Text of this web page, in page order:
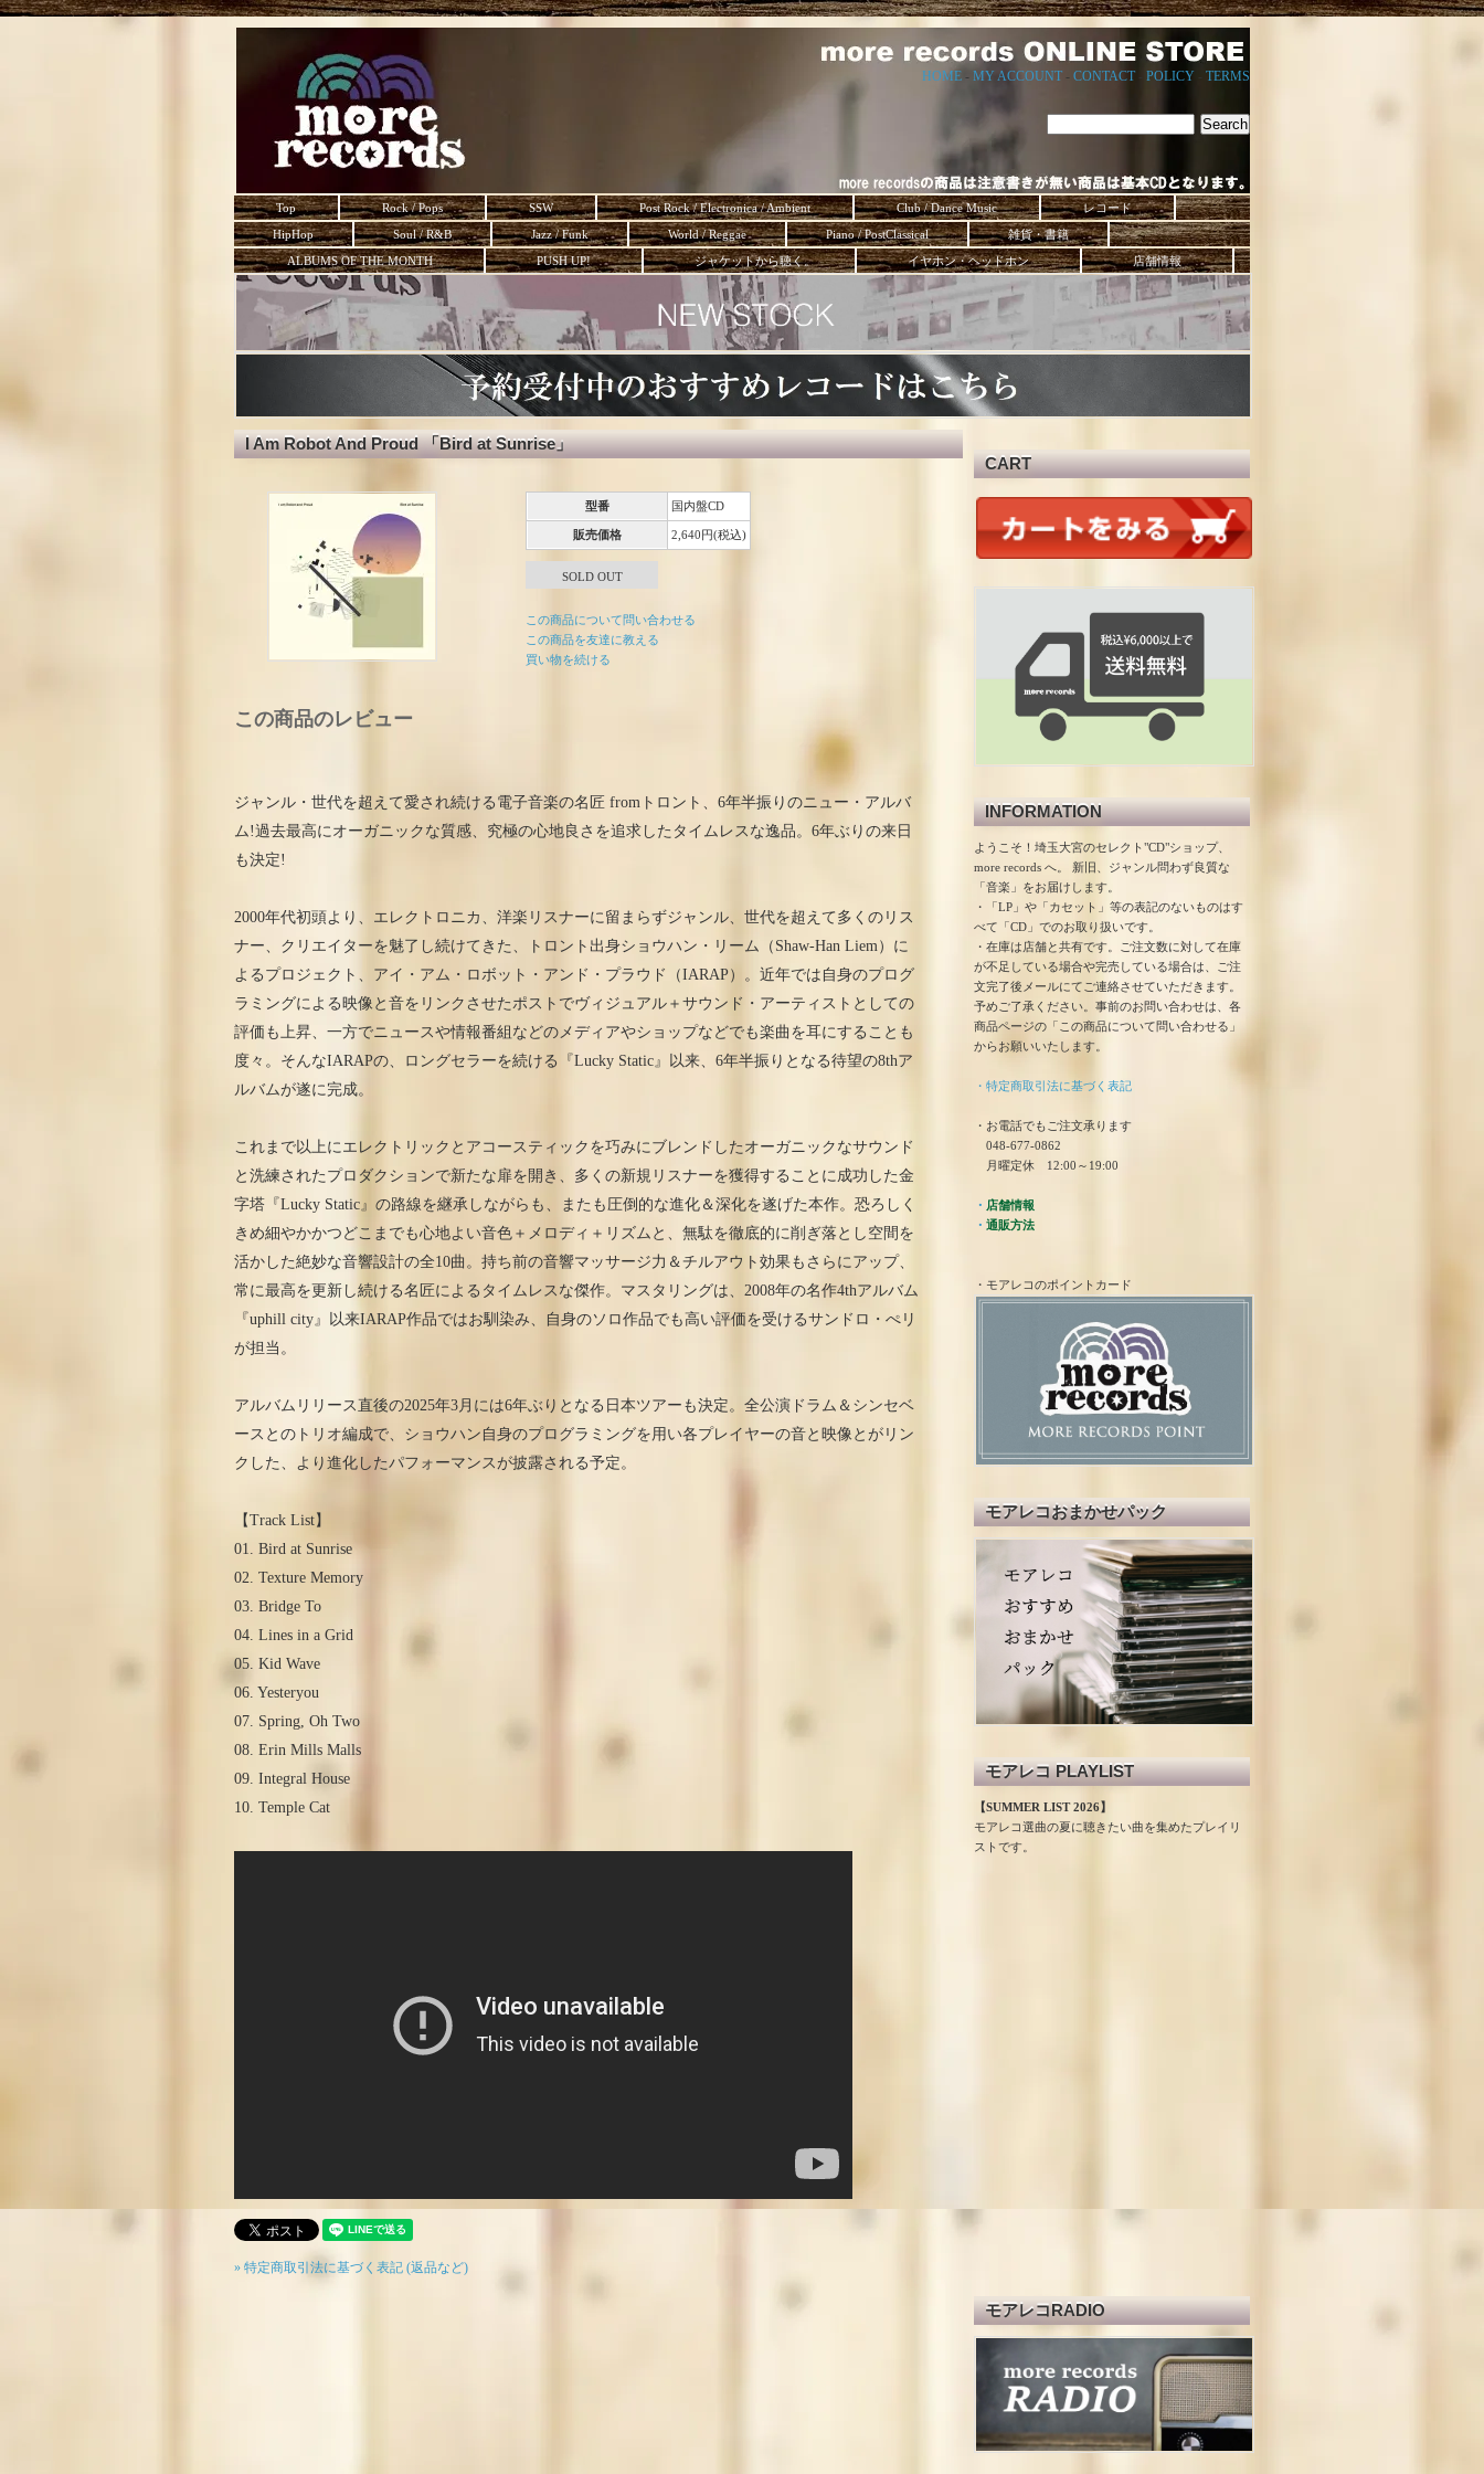
HOME - MY ACCOUNT - CONTACT- POLICY TERMS
Top Rock / Pops SSW Post Rock / Electronica / Ambient Club / Dance Music
レコード
HipHop
Soul / R&B Jazz / Funk World / Reggae Piano / PostClassical
雑貨・書籍
ALBUMS OF THE MONTH
PUSH UP! ジャケットから聴く。 イヤホン・ヘッドホン 店舗情報
I Am Robot And Proud 「Bird at Sunrise」
型番 国内盤CD
販売価格 2,640円(税込)
SOLD OUT
この商品について問い合わせる
この商品を友達に教える
買い物を続ける
この商品のレビュー
ジャンル・世代を超えて愛され続ける電子音楽の名匠 fromトロント、6年半振りのニュー・アルバ
ム!過去最高にオーガニックな質感、究極の心地良さを追求したタイムレスな逸品。6年ぶりの来日
も決定!
2000年代初頭より、エレクトロニカ、洋楽リスナーに留まらずジャンル、世代を超えて多くのリス
ナー、クリエイターを魅了し続けてきた、トロント出身ショウハン・リーム（Shaw-Han Liem）に
よるプロジェクト、アイ・アム・ロボット・アンド・プラウド（IARAP）。近年では自身のプログ
ラミングによる映像と音をリンクさせたポストでヴィジュアル＋サウンド・アーティストとしての
評価も上昇、一方でニュースや情報番組などのメディアやショップなどでも楽曲を耳にすることも
度々。そんなIARAPの、ロングセラーを続ける『Lucky Static』以来、6年半振りとなる待望の8thア
ルバムが遂に完成。
これまで以上にエレクトリックとアコースティックを巧みにブレンドしたオーガニックなサウンド
と洗練されたプロダクションで新たな扉を開き、多くの新規リスナーを獲得することに成功した金
字塔『Lucky Static』の路線を継承しながらも、またも圧倒的な進化＆深化を遂げた本作。恐ろしく
きめ細やかかつどこまでも心地よい音色＋メロディ＋リズムと、無駄を徹底的に削ぎ落とし空間を
活かした絶妙な音響設計の全10曲。持ち前の音響マッサージ力＆チルアウト効果もさらにアップ、
常に最高を更新し続ける名匠によるタイムレスな傑作。マスタリングは、2008年の名作4thアルバム
『uphill city』以来IARAP作品ではお馴染み、自身のソロ作品でも高い評価を受けるサンドロ・ぺリ
が担当。
アルバムリリース直後の2025年3月には6年ぶりとなる日本ツアーも決定。全公演ドラム＆シンセベ
ースとのトリオ編成で、ショウハン自身のプログラミングを用い各プレイヤーの音と映像とがリン
クした、より進化したパフォーマンスが披露される予定。
【Track List】
01. Bird at Sunrise
02. Texture Memory
03. Bridge To
04. Lines in a Grid
05. Kid Wave
06. Yesteryou
07. Spring, Oh Two
08. Erin Mills Malls
09. Integral House
10. Temple Cat
» 特定商取引法に基づく表記 (返品など)
CART
INFORMATION
ようこそ！埼玉大宮のセレクト"CD"ショップ、
more records へ。 新旧、ジャンル問わず良質な
「音楽」をお届けします。
・「LP」や「カセット」等の表記のないものはす
べて「CD」でのお取り扱いです。
・在庫は店舗と共有です。ご注文数に対して在庫
が不足している場合や完売している場合は、ご注
文完了後メールにてご連絡させていただきます。
予めご了承ください。事前のお問い合わせは、各
商品ページの「この商品について問い合わせる」
からお願いいたします。
・特定商取引法に基づく表記
・お電話でもご注文承ります
048-677-0862
月曜定休 12:00～19:00
・ 店舗情報
・ 通販方法
・モアレコのポイントカード
モアレコおまかせパック
モアレコ PLAYLIST
【SUMMER LIST 2026】
モアレコ選曲の夏に聴きたい曲を集めたプレイリ
ストです。
モアレコRADIO